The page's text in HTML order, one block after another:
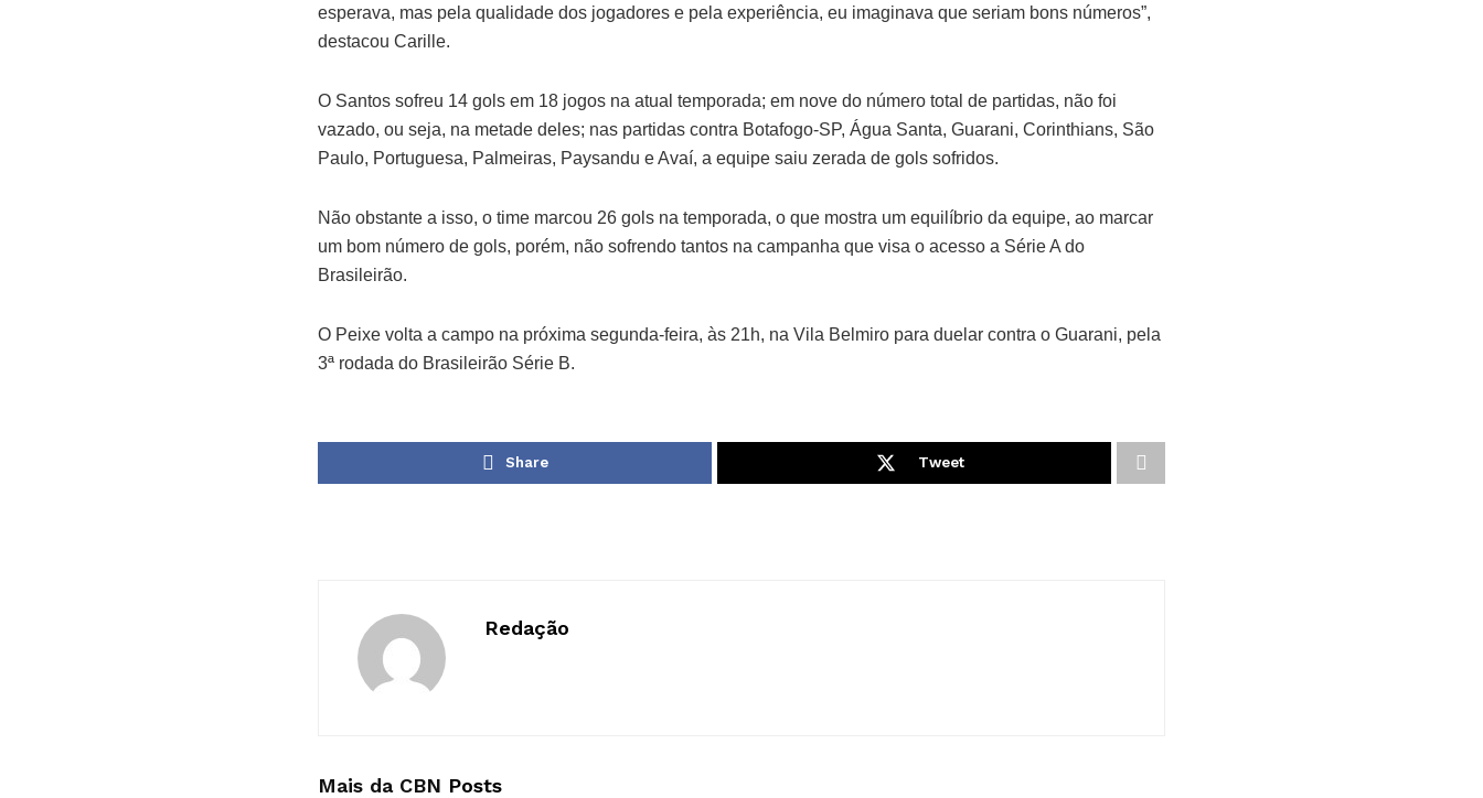
esperava, mas pela qualidade dos jogadores e pela experiência, eu imaginava que seriam bons números”,
destacou Carille.
O Santos sofreu 14 gols em 18 jogos na atual temporada; em nove do número total de partidas, não foi
vazado, ou seja, na metade deles; nas partidas contra Botafogo-SP, Água Santa, Guarani, Corinthians, São
Paulo, Portuguesa, Palmeiras, Paysandu e Avaí, a equipe saiu zerada de gols sofridos.
Não obstante a isso, o time marcou 26 gols na temporada, o que mostra um equilíbrio da equipe, ao marcar
um bom número de gols, porém, não sofrendo tantos na campanha que visa o acesso a Série A do
Brasileirão.
O Peixe volta a campo na próxima segunda-feira, às 21h, na Vila Belmiro para duelar contra o Guarani, pela
3ª rodada do Brasileirão Série B.
Share Tweet
Redação
Mais da CBN Posts